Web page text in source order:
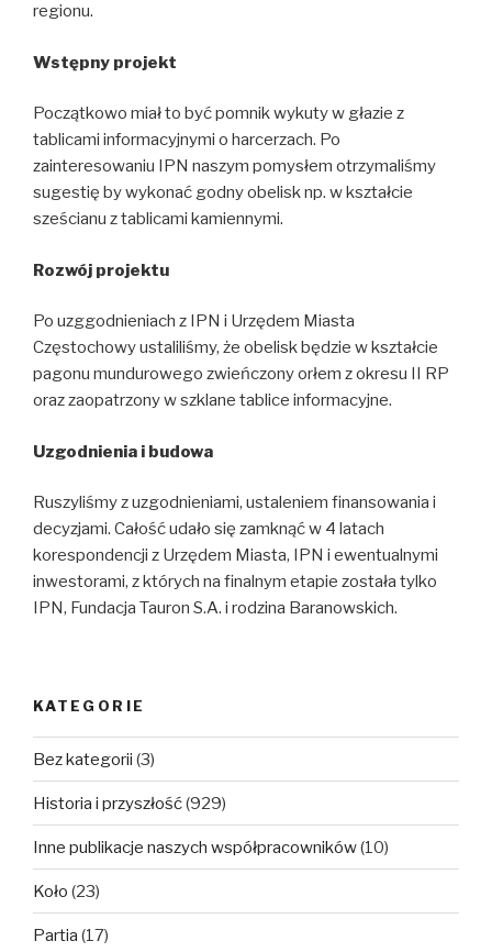
regionu.
Wstępny projekt
Początkowo miał to być pomnik wykuty w głazie z
tablicami informacyjnymi o harcerzach. Po
zainteresowaniu IPN naszym pomysłem otrzymaliśmy
sugestię by wykonać godny obelisk np. w kształcie
sześcianu z tablicami kamiennymi.
Rozwój projektu
Po uzggodnieniach z IPN i Urzędem Miasta
Częstochowy ustaliliśmy, że obelisk będzie w kształcie
pagonu mundurowego zwieńczony orłem z okresu II RP
oraz zaopatrzony w szklane tablice informacyjne.
Uzgodnienia i budowa
Ruszyliśmy z uzgodnieniami, ustaleniem finansowania i
decyzjami. Całość udało się zamknąć w 4 latach
korespondencji z Urzędem Miasta, IPN i ewentualnymi
inwestorami, z których na finalnym etapie została tylko
IPN, Fundacja Tauron S.A. i rodzina Baranowskich.
KATEGORIE
Bez kategorii (3)
Historia i przyszłość(929)
Inne publikacje naszych współpracowników(10)
Koło (23)
Partia (17)